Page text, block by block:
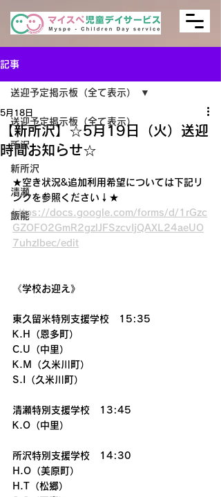
記事
送迎予定掲示板（全て表示）
所沢
新所沢
清瀬
飯能
送迎予定掲示板（全て表示）
【新所沢】☆5月19日（火）送迎
時間お知らせ☆
5月18日
★空き状況&追加利用希望については下記リ
ンクを参照ください↓★
https://docs.google.com/forms/d/1rGzc
GZOFO2GmR2gzlJFSzcvIjQAXL24aeUO
7uhzlbec/edit
《学校お迎え》
東久留米特別支援学校　15:35
K.H（恩多町）
C.U（中里）
K.M（久米川町）
S.I（久米川町）
清瀬特別支援学校　13:45
K.O（中里）
所沢特別支援学校　14:30
H.O（美原町）
H.T（松郷）